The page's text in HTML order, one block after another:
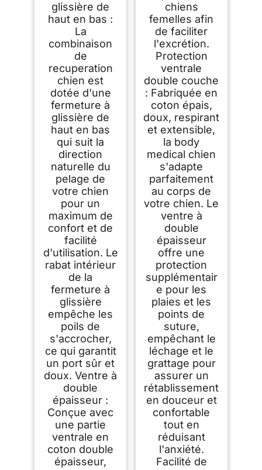
Post Operatoire
Femelle Male
Chemises pour
Chiens Après
Opération Body
Stérilisation Chienne
Alternative au
Collerette Chiens
Castration
glissière de
haut en bas :
La
combinaison
de
recuperation
chien est
dotée d'une
fermeture à
glissière de
haut en bas
qui suit la
direction
naturelle du
pelage de
votre chien
pour un
maximum de
confort et de
facilité
d'utilisation. Le
rabat intérieur
de la
fermeture à
glissière
empêche les
poils de
s'accrocher,
ce qui garantit
un port sûr et
doux. Ventre à
double
épaisseur :
Conçue avec
une partie
ventrale en
coton double
épaisseur,
chiens
femelles afin
de faciliter
l'excrétion.
Protection
ventrale
double couche
: Fabriquée en
coton épais,
doux, respirant
et extensible,
la body
medical chien
s'adapte
parfaitement
au corps de
votre chien. Le
ventre à
double
épaisseur
offre une
protection
supplémentair
e pour les
plaies et les
points de
suture,
empêchant le
léchage et le
grattage pour
assurer un
rétablissement
en douceur et
confortable
tout en
réduisant
l'anxiété.
Facilité de